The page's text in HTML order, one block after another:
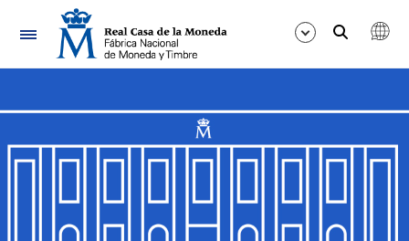
Navegación
Mostrar/Ocultar
Mostrar/Ocultar